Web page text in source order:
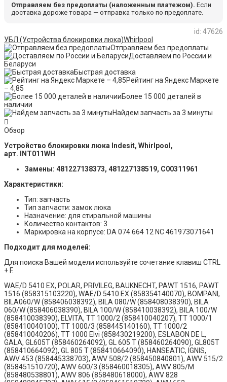
Отправляем без предоплаты (наложенным платежом). Если
доставка дороже товара — отправка только по предоплате.
id: 47626
УБЛ (Устройства блокировки люка)Whirlpool
Отправляем без предоплаты
Доставляем по России и
Беларуси
Быстрая доставка
Рейтинг на Яндекс Маркете
– 4,85
Более 15 000 деталей в
наличии
Найдем запчасть за 3 минуты
Обзор
Устройство блокировки люка Indesit, Whirlpool,
арт. INT011WH
Замены: 481227138373, 481227138519, C00311961
Характеристики:
Тип: запчасть
Тип запчасти: замок люка
Назначение: для стиральной машины
Количество контактов: 3
Маркировка на корпусе: DA 074 664 12 NC 461973071641
Подходит для моделей:
Для поиска Вашей модели используйте сочетание клавиш CTRL
+ F.
WAE/D 5410 EX, POLAR, PRIVILEG, BAUKNECHT, PAWT 1516, PAWT
1516 (858315103220), WAE/D 5410 EX (858354140070), BOMPANI,
BILA060/W (858406038392), BILA 080/W (858408038390), BILA
060/W (858406038390), BILA 100/W (858410038392), BILA 100/W
(858410038390), ELVITA, TT 1000/2 (858410040207), TT 1000/1
(858410040100), TT 1000/3 (858445140160), TT 1000/2
(858410040206), TT 1000 Elvi (858430219200), ESLABON DE L,
GALA, GL605T (858460264092), GL 605 T (858460264090), GL805T
(858410664092), GL 805 T (858410664090), HANSEATIC, IGNIS,
AWV 453 (858445338703), AWV 508/2 (858450840801), AWV 515/2
(858451510720), AWV 600/3 (858460018305), AWV 805/M
(858480538801), AWV 806 (858480618000), AWV 828